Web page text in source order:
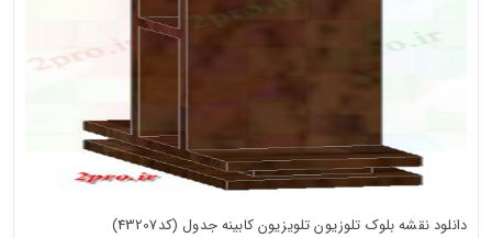
دانلود نقشه بلوک تلوزیون تلویزیون کابینه جدول (کد43207)